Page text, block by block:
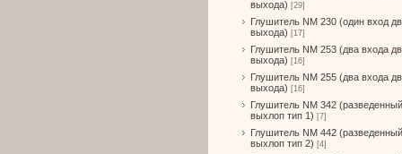
выхода) [29]
Глушитель NM 230 (один вход
выхода) [17]
Глушитель NM 253 (два входа
выхода) [16]
Глушитель NM 255 (два входа
выхода) [16]
Глушитель NM 342 (разведенный
выхлоп тип 1) [7]
Глушитель NM 442 (разведенный
выхлоп тип 2) [4]